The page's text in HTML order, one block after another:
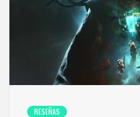
RESEÑAS